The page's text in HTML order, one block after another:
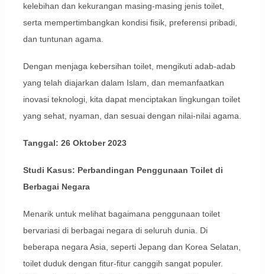
kelebihan dan kekurangan masing-masing jenis toilet,
serta mempertimbangkan kondisi fisik, preferensi pribadi,
dan tuntunan agama.
Dengan menjaga kebersihan toilet, mengikuti adab-adab
yang telah diajarkan dalam Islam, dan memanfaatkan
inovasi teknologi, kita dapat menciptakan lingkungan toilet
yang sehat, nyaman, dan sesuai dengan nilai-nilai agama.
Tanggal: 26 Oktober 2023
Studi Kasus: Perbandingan Penggunaan Toilet di
Berbagai Negara
Menarik untuk melihat bagaimana penggunaan toilet
bervariasi di berbagai negara di seluruh dunia. Di
beberapa negara Asia, seperti Jepang dan Korea Selatan,
toilet duduk dengan fitur-fitur canggih sangat populer.